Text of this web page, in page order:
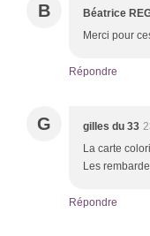
B Béatrice
Merci pour
Répondre
G gilles du 33
La carte
Les
Répondre